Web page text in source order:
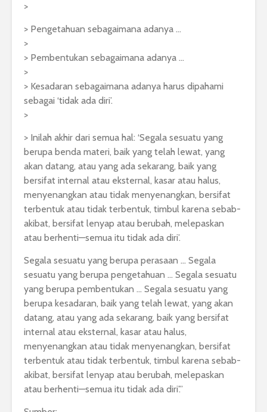
>
> Pengetahuan sebagaimana adanya …
>
> Pembentukan sebagaimana adanya …
>
> Kesadaran sebagaimana adanya harus dipahami
sebagai ‘tidak ada diri’.
>
> Inilah akhir dari semua hal: ‘Segala sesuatu yang
berupa benda materi, baik yang telah lewat, yang
akan datang, atau yang ada sekarang, baik yang
bersifat internal atau eksternal, kasar atau halus,
menyenangkan atau tidak menyenangkan, bersifat
terbentuk atau tidak terbentuk, timbul karena sebab-
akibat, bersifat lenyap atau berubah, melepaskan
atau berhenti—semua itu tidak ada diri’.
Segala sesuatu yang berupa perasaan … Segala
sesuatu yang berupa pengetahuan … Segala sesuatu
yang berupa pembentukan … Segala sesuatu yang
berupa kesadaran, baik yang telah lewat, yang akan
datang, atau yang ada sekarang, baik yang bersifat
internal atau eksternal, kasar atau halus,
menyenangkan atau tidak menyenangkan, bersifat
terbentuk atau tidak terbentuk, timbul karena sebab-
akibat, bersifat lenyap atau berubah, melepaskan
atau berhenti—semua itu tidak ada diri’.”